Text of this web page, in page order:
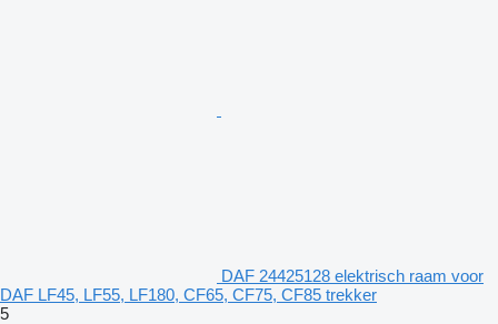
DAF 24425128 elektrisch raam voor
DAF LF45, LF55, LF180, CF65, CF75, CF85 trekker
5